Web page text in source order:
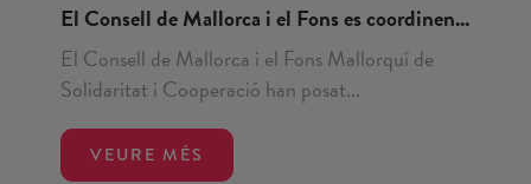
El Consell de Mallorca i el Fons es coordinen...
El Consell de Mallorca i el Fons Mallorquí de
Solidaritat i Cooperació han posat...
VEURE MÉS